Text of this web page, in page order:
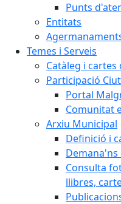
Punts
Entitats
Temes i Serveis
Catàleg i cartes
Participació
Portal
Comunitat
Arxiu Municipal
Definició i
Consulta
llibres,